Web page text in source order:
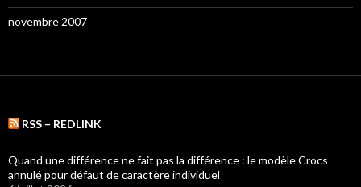
novembre 2007
RSS – REDLINK
Quand une différence ne fait pas la différence : le modèle Crocs
annulé pour défaut de caractère individuel